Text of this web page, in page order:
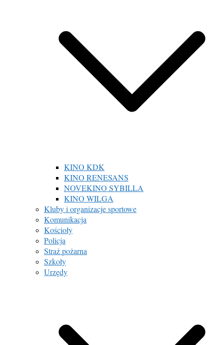
KINO KDK
KINO RENESANS
NOVEKINO SYBILLA
KINO WILGA
Kluby i organizacje sportowe
Komunikacja
Kościoły
Policja
Straż pożarna
Szkoły
Urzędy